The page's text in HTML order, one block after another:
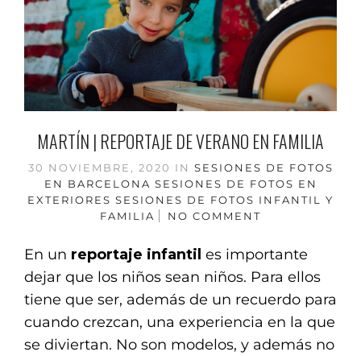
MARTÍN | REPORTAJE DE VERANO EN FAMILIA
30 NOVIEMBRE, 2020 IN SESIONES DE FOTOS
EN BARCELONA SESIONES DE FOTOS EN
EXTERIORES SESIONES DE FOTOS INFANTIL Y
FAMILIA
NO COMMENT
En un reportaje infantil es importante
dejar que los niños sean niños. Para ellos
tiene que ser, además de un recuerdo para
cuando crezcan, una experiencia en la que
se diviertan. No son modelos, y además no